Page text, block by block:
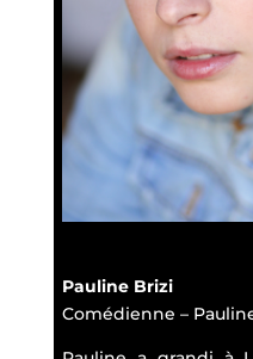
Pauline Brizi
Comédienne –